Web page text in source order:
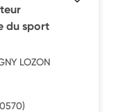
du sport
LOZON